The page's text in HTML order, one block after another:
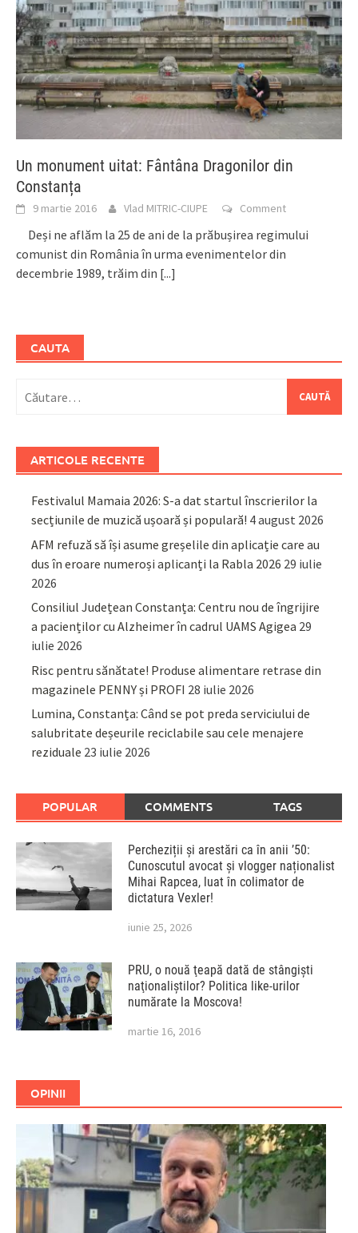
Un monument uitat: Fântâna Dragonilor din
Constanța
9 martie 2016 Vlad MITRIC-CIUPE Comment
Deși ne aflăm la 25 de ani de la prăbușirea regimului
comunist din România în urma evenimentelor din
decembrie 1989, trăim din [...]
CAUTA
după:
ARTICOLE RECENTE
Festivalul Mamaia 2026: S-a dat startul înscrierilor la
secțiunile de muzică ușoară și populară! 4 august 2026
AFM refuză să își asume greșelile din aplicație care au
dus în eroare numeroși aplicanți la Rabla 2026 29 iulie
2026
Consiliul Județean Constanța: Centru nou de îngrijire
a pacienților cu Alzheimer în cadrul UAMS Agigea 29
iulie 2026
Risc pentru sănătate! Produse alimentare retrase din
magazinele PENNY și PROFI 28 iulie 2026
Lumina, Constanța: Când se pot preda serviciului de
salubritate deșeurile reciclabile sau cele menajere
reziduale 23 iulie 2026
POPULAR COMMENTS TAGS
Percheziții și arestări ca în anii ’50:
Cunoscutul avocat și vlogger naționalist
Mihai Rapcea, luat în colimator de
dictatura Vexler!
iunie 25, 2026
PRU, o nouă ţeapă dată de stângişti
naţionaliştilor? Politica like-urilor
numărate la Moscova!
martie 16, 2016
OPINII